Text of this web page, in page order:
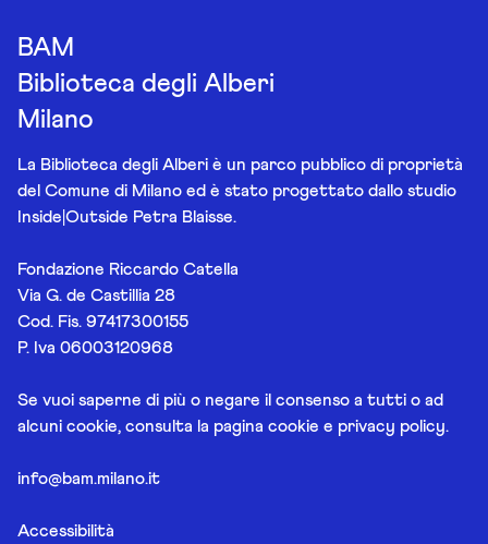
BAM
Biblioteca degli Alberi
Milano
La Biblioteca degli Alberi è un parco pubblico di proprietà
del Comune di Milano ed è stato progettato dallo studio
Inside|Outside Petra Blaisse.
Fondazione Riccardo Catella
Via G. de Castillia 28
Cod. Fis. 97417300155
P. Iva 06003120968
Se vuoi saperne di più o negare il consenso a tutti o ad
alcuni cookie, consulta la pagina cookie e privacy policy.
info@bam.milano.it
Accessibilità